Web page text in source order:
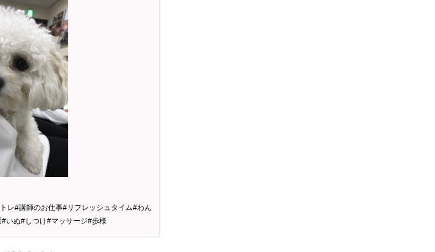
レ#講師のお仕事#リフレッシュタイム#わん
いぬ#しつけ#マッサージ#歩様